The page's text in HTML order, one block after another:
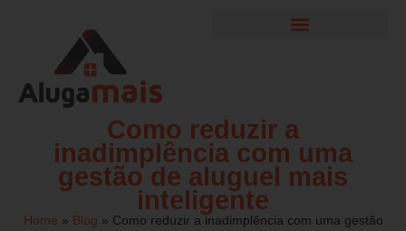
Como reduzir a
inadimplência com uma
gestão de aluguel mais
inteligente
Home » Blog » Como reduzir a inadimplência com uma gestão